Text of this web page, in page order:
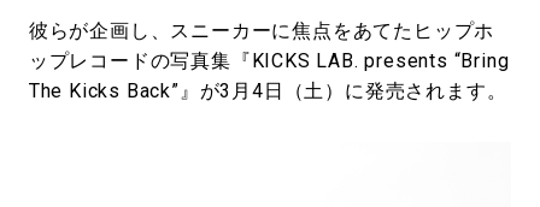
彼らが企画し、スニーカーに焦点をあてたヒップホ
ップレコードの写真集『KICKS LAB. presents “Bring
The Kicks Back”』が3月4日（土）に発売されます。